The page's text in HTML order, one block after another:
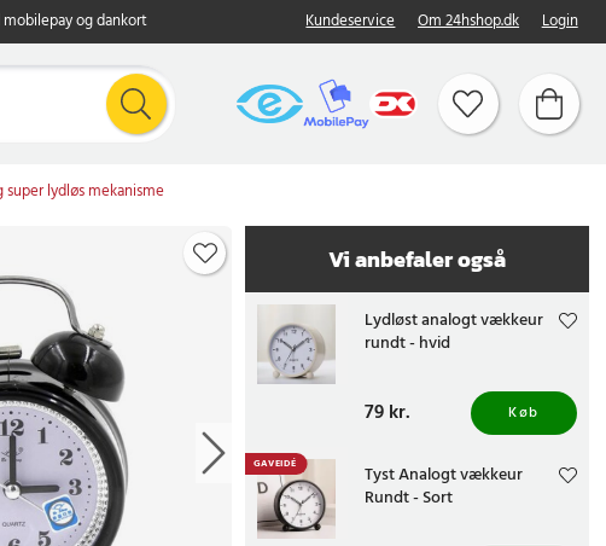
og dankort Kundeservice Om 24hshop.dk Login
lydløs mekanisme
Vi anbefaler også
Lydløst analogt vækkeur
rundt - hvid
Pris:79 kr.
79 kr. Køb
GAVEIDÉ
Tyst Analogt vækkeur
Rundt - Sort